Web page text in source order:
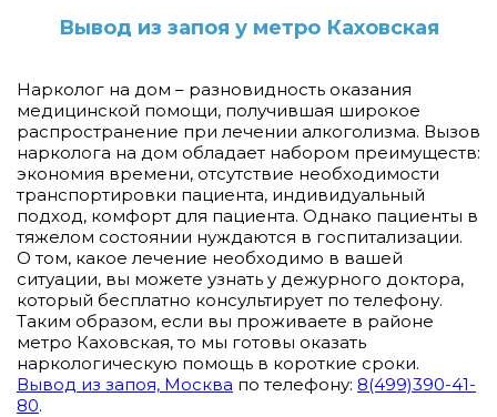
Вывод из запоя у метро Каховская
Нарколог на дом – разновидность оказания
медицинской помощи, получившая широкое
распространение при лечении алкоголизма. Вызов
нарколога на дом обладает набором преимуществ:
экономия времени, отсутствие необходимости
транспортировки пациента, индивидуальный
подход, комфорт для пациента. Однако пациенты в
тяжелом состоянии нуждаются в госпитализации.
О том, какое лечение необходимо в вашей
ситуации, вы можете узнать у дежурного доктора,
который бесплатно консультирует по телефону.
Таким образом, если вы проживаете в районе
метро Каховская, то мы готовы оказать
наркологическую помощь в короткие сроки.
Вывод из запоя, Москва по телефону: 8(499)390-41-
80.